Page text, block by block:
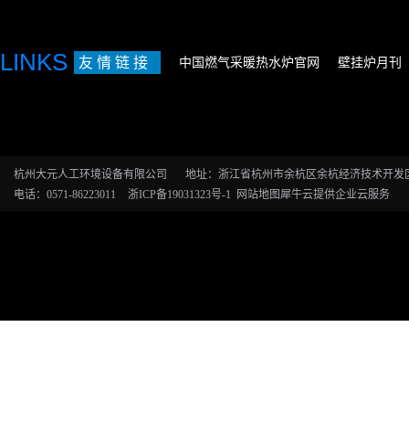
LINKS 友 情 链 接 中国燃气采暖热水炉官网 壁挂炉月刊
杭州大元人工环境设备有限公司
地址：浙江省杭州市余杭区余杭经济技术开
电话：0571-86223011
浙ICP备19031323号-1 网站地图 犀牛云提供企业云服务